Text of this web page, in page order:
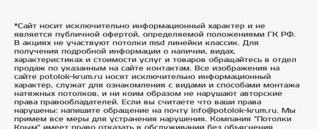
*Сайт носит исключительно информационный характер и не
является публичной офертой, определяемой положениями ГК РФ.
В акциях не участвуют потолки msd линейки классик. Для
получения подробной информации о наличии, видах,
характеристиках и стоимости услуг и товаров обращайтесь в отдел
продаж по указанным на сайте контактам. Все изображения на
сайте potolok-krum.ru носят исключительно информационный
характер, служат для ознакомления с видами и способами монтажа
натяжных потолков, и ни коим образом не нарушают авторские
права правообладателей. Если вы считаете что ваши права
нарушены: напишите обращение на почту info@potolok-krum.ru. Мы
примем все меры для устранения нарушения. Компания "Потолки